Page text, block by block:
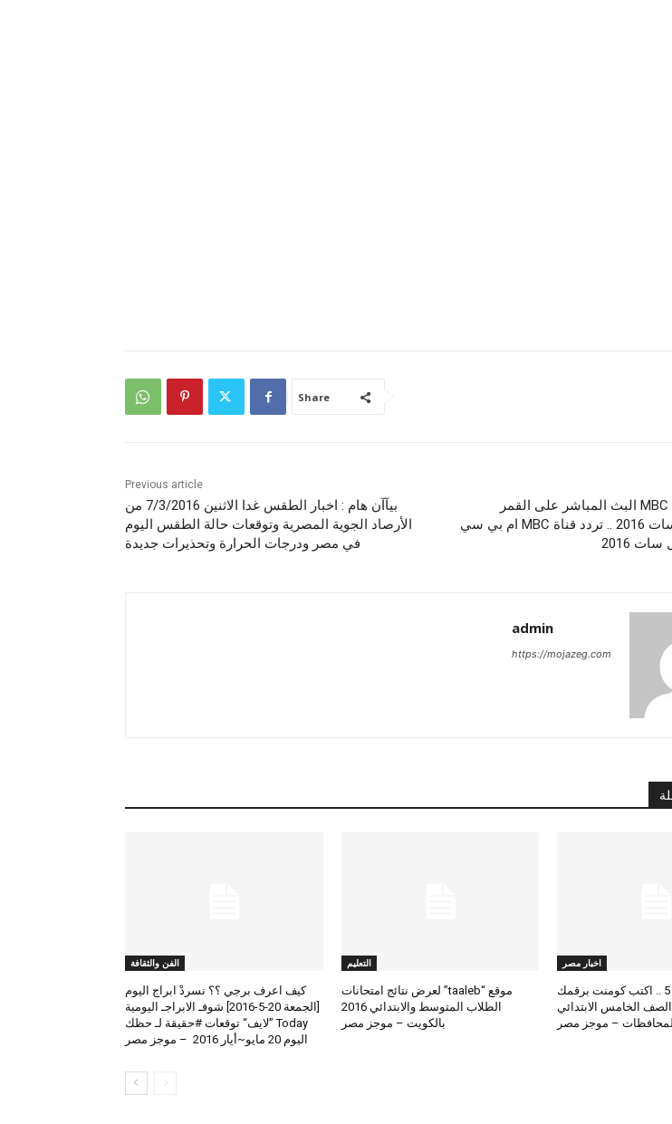
Share
Previous article
بيآآن هام : اخبار الطقس غدا الاثنين 7/3/2016 من
الأرصاد الجوية المصرية وتوقعات حالة الطقس اليوم
في مصر ودرجات الحرارة وتحذيرات جديدة
تردد قناة MBC Masr البث المباشر على القمر
الصناعي نايل سات 2016 .. تردد قناة MBC ام بي سي
2016
admin
https://mojazeg.com
اخبار مصر
نتيجة خامسة 5 .. اكتب كومنت برقمك
الخامس الابتدائي
التعليم
موقع “taaleb” لعرض نتائج امتحانات
الطلاب المتوسط والابتدائي 2016
بالكويت – موجز مصر
الفن والثقافة
كيف اعرف برجي ؟؟ نسردْ ابراج اليوم
[الجمعة 20-5-2016] شوفـ الابراجـ اليومية
Today ”لايف“ توقعات #حقيقة لـ حظك
اليوم 20 مايو~أيار 2016 – موجز مصر